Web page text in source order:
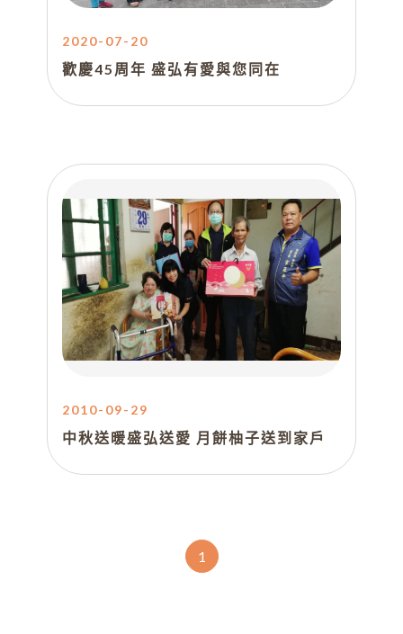
2020-07-20
歡慶45周年 盛弘有愛與您同在
2010-09-29
中秋送暖盛弘送愛 月餅柚子送到家戶
1